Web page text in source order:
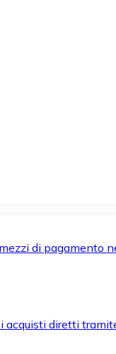
di pagamento
diretti